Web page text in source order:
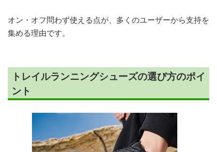
オン・オフ問わず使える点が、多くのユーザーから支持を
集める理由です。
トレイルランニングシューズの選び方のポイ
ント